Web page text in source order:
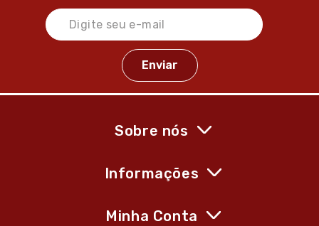
Sobre nós
Informações
Minha Conta